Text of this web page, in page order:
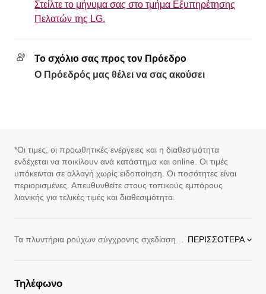
Στείλτε το μήνυμα σας στο τμήμα Εξυπηρέτησης
Πελατών της LG.
Το σχόλιο σας προς τον Πρόεδρο
Ο Πρόεδρός μας θέλει να σας ακούσει
*Οι τιμές, οι προωθητικές ενέργειες και η διαθεσιμότητα
ενδέχεται να ποικίλουν ανά κατάστημα και online. Οι τιμές
υπόκεινται σε αλλαγή χωρίς ειδοποίηση. Οι ποσότητες είναι
περιορισμένες. Απευθυνθείτε στους τοπικούς εμπόρους
λιανικής για τελικές τιμές και διαθεσιμότητα.
Τα πλυντήρια ρούχων σύγχρονης σχεδίασης της LG διατίθενται σε διάφορα χρώματα με φιλικούς προς τον χρήστη πίνακες ελέγχου, με επιλογές και την απόδοση που χρειάζεστε. Η σειρά πλυντηρίων ρούχων της LG προσφέρει καινοτόμα χαρακτηριστικά, όπως:
εχνολογία 6Motion: Συνδυάζει έως και έξι διαφορετικές κινήσεις πλύσης για την απόλυτη τεχνολογία καθαρισμού.
ΠΕΡΙΣΣΌΤΕΡΑ
Τηλέφωνο